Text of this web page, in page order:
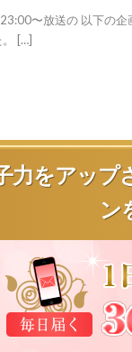
〜放送の 以下の企
。 […]
力をアップ
ン